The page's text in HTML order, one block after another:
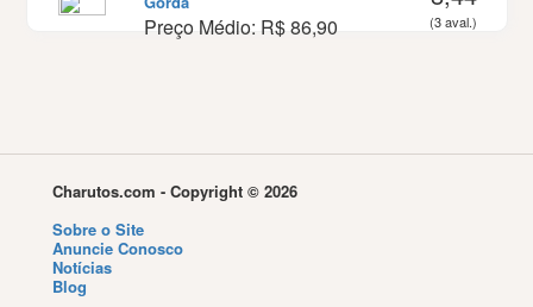
Preço Médio: R$ 86,90 (3 aval.)
Charutos.com - Copyright © 2026
Sobre o Site
Anuncie Conosco
Notícias
Blog